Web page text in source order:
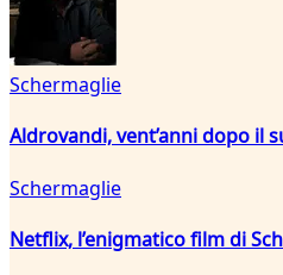
Schermaglie
Aldrovandi, vent’anni dopo il
Schermaglie
Netflix, l’enigmatico film di